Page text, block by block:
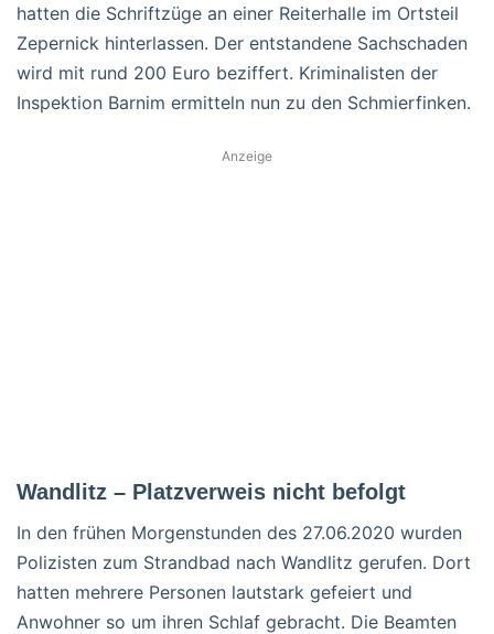
hatten die Schriftzüge an einer Reiterhalle im Ortsteil
Zepernick hinterlassen. Der entstandene Sachschaden
wird mit rund 200 Euro beziffert. Kriminalisten der
Inspektion Barnim ermitteln nun zu den Schmierfinken.
Anzeige
Wandlitz – Platzverweis nicht befolgt
In den frühen Morgenstunden des 27.06.2020 wurden
Polizisten zum Strandbad nach Wandlitz gerufen. Dort
hatten mehrere Personen lautstark gefeiert und
Anwohner so um ihren Schlaf gebracht. Die Beamten